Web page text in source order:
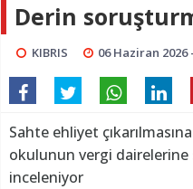
Derin
KIBRIS 06 Haziran 2026
Sahte ehliyet
okulunun vergi dairelerine
inceleniyor